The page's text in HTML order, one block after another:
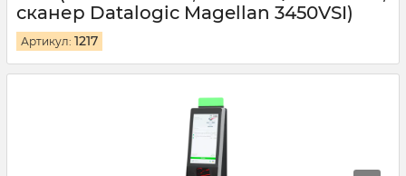
сканер Datalogic Magellan 3450VSI)
Артикул: 1217